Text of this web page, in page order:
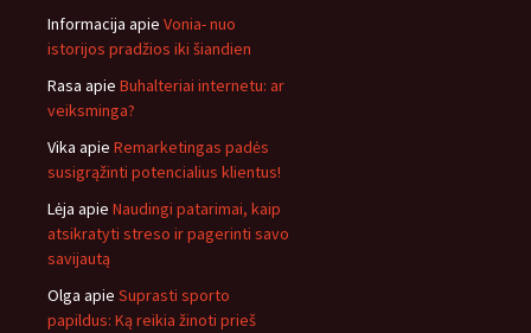
Informacija apie Vonia- nuo
istorijos pradžios iki šiandien
Rasa apie Buhalteriai internetu: ar
veiksminga?
Vika apie Remarketingas padės
susigrąžinti potencialius klientus!
Lėja apie Naudingi patarimai, kaip
atsikratyti streso ir pagerinti savo
savijautą
Olga apie Suprasti sporto
papildus: Ką reikia žinoti prieš